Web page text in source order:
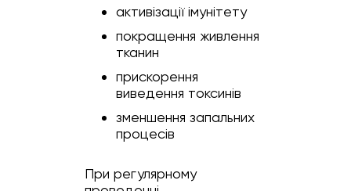
активізації імунітету
покращення живлення
тканин
прискорення
виведення токсинів
зменшення запальних
процесів
При регулярному